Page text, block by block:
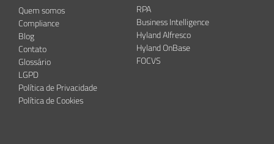
Quem somos
Compliance
Blog
Contato
Glossário
LGPD
Política de Privacidade
Política de Cookies
RPA
Business Intelligence
Hyland Alfresco
Hyland OnBase
FOCVS